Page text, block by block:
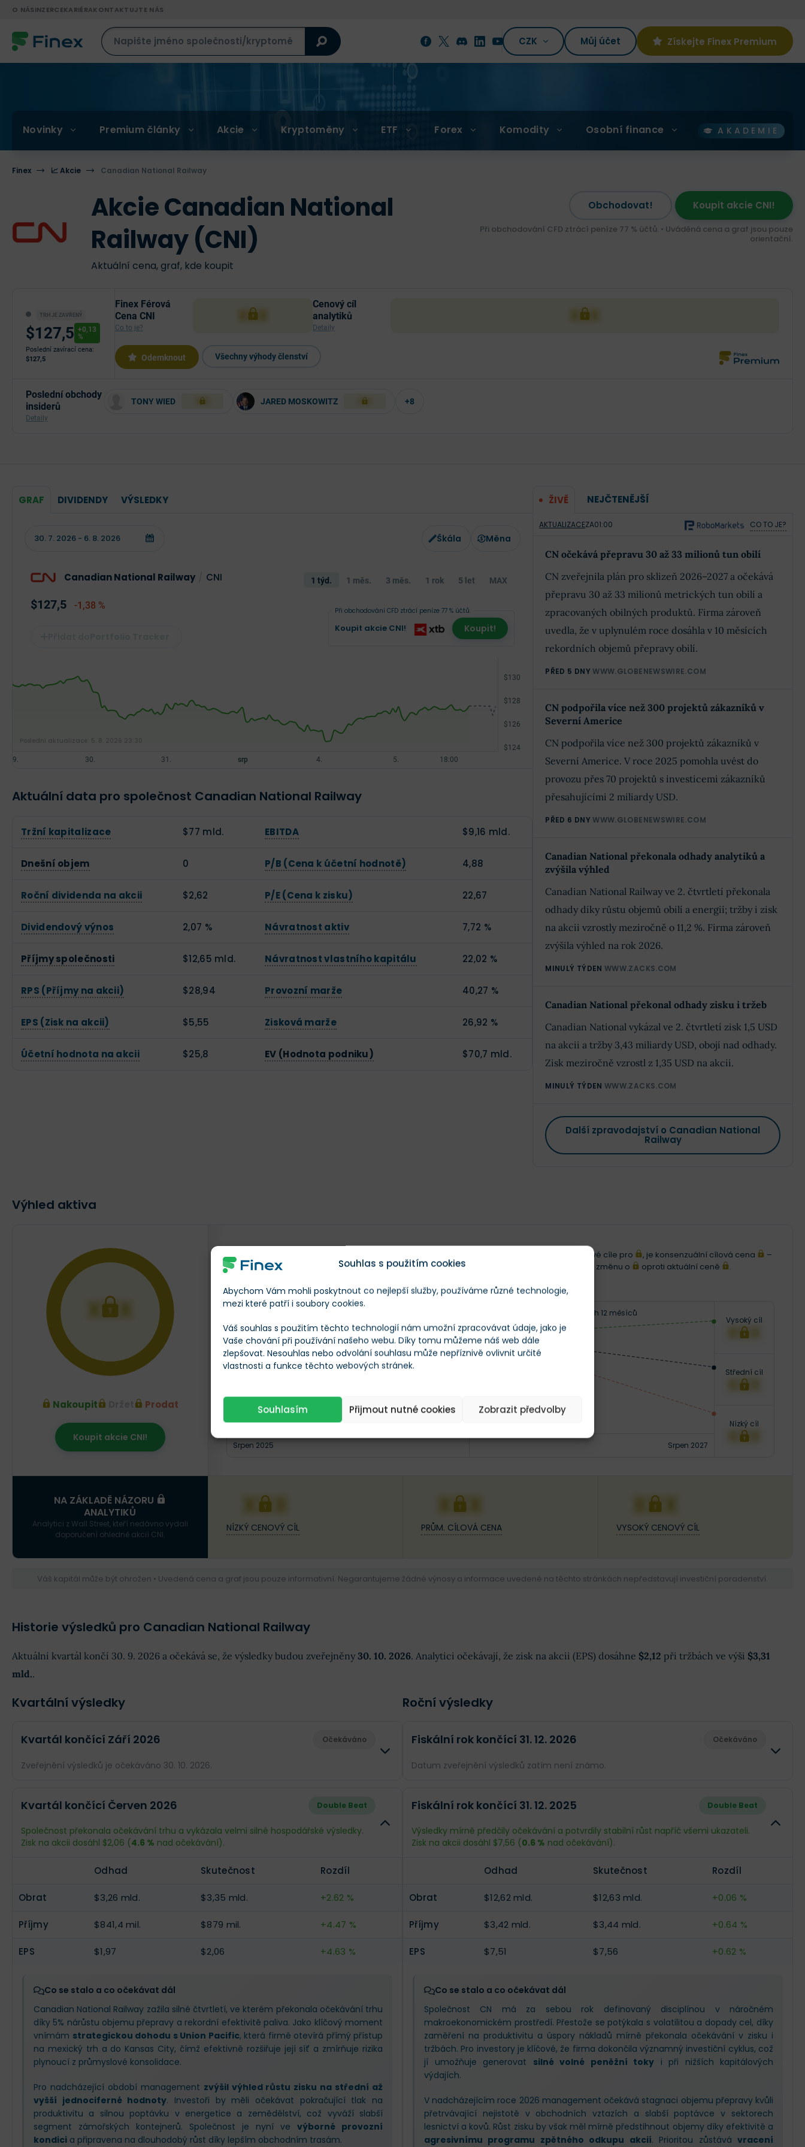
Souhlas s použitím cookies
Abychom Vám mohli poskytnout co nejlepší služby, používáme různé technologie,
mezi které patří i soubory cookies.
Váš souhlas s použitím těchto technologií nám umožní zpracovávat údaje, jako je
Vaše chování při používání našeho webu. Díky tomu můžeme náš web dále
zlepšovat. Nesouhlas nebo odvolání souhlasu může nepříznivě ovlivnit určité
vlastnosti a funkce těchto webových stránek.
Souhlasím Přijmout nutné cookies Zobrazit předvolby
O NÁSINZERCEKARIÉRAKONTAKTUJTE NÁS
CZK Můj účet Získejte Finex Premium
Novinky Premium články Akcie Kryptoměny ETF Forex Komodity Osobní finance AKADEMIE
Finex 📈 Akcie Canadian National Railway
Akcie Canadian National
Railway (CNI)
Aktuální cena, graf, kde koupit
Obchodovat! Koupit akcie CNI!
Při obchodování CFD ztrácí peníze 77 % účtů. • Uváděná cena a graf jsou pouze
orientační.
TRH JE ZAVŘENÝ
$127,5 +0,13
%
Poslední zavírací cena:
$127,5
Finex Férová
Cena CNI
Co to je?
XXX
Cenový cíl
analytiků
Detaily
XXX
Odemknout Všechny výhody členství
Poslední obchody
insiderů
Detaily
TONY WIED XXX JARED MOSKOWITZ XXX +8
GRAF DIVIDENDY VÝSLEDKY
Škála Měna
Canadian National Railway CNI
$127,5 -1,38 %
1 týd. 1 měs. 3 měs. 1 rok 5 let MAX
Koupit akcie CNI!
Při obchodování CFD ztrácí peníze 77 % účtů.
Koupit!
Aktuální data pro společnost Canadian National Railway
Tržní kapitalizace $77 mld. EBITDA $9,16 mld.
Dnešní objem 0 P/B (Cena k účetní hodnotě) 4,88
Roční dividenda na akcii $2,62 P/E (Cena k zisku) 22,67
Dividendový výnos 2,07 % Návratnost aktiv 7,72 %
Příjmy společnosti $12,65 mld. Návratnost vlastního kapitálu 22,02 %
RPS (Příjmy na akcii) $28,94 Provozní marže 40,27 %
EPS (Zisk na akcii) $5,55 Zisková marže 26,92 %
Účetní hodnota na akcii $25,8 EV (Hodnota podniku) $70,7 mld.
ŽIVĚ NEJČTENĚJŠÍ
AKTUALIZACEZA01:00 CO TO JE?
CN očekává přepravu 30 až 33 milionů tun obilí
CN zveřejnila plán pro sklizeň 2026–2027 a očekává
přepravu 30 až 33 milionů metrických tun obilí a
zpracovaných obilných produktů. Firma zároveň
uvedla, že v uplynulém roce dosáhla v 10 měsících
rekordních objemů přepravy obilí.
PŘED 5 DNY WWW.GLOBENEWSWIRE.COM
CN podpořila více než 300 projektů zákazníků v
Severní Americe
CN podpořila více než 300 projektů zákazníků v
Severní Americe. V roce 2025 pomohla uvést do
provozu přes 70 projektů s investicemi zákazníků
přesahujícími 2 miliardy USD.
PŘED 6 DNY WWW.GLOBENEWSWIRE.COM
Canadian National překonala odhady analytiků a
zvýšila výhled
Canadian National Railway ve 2. čtvrtletí překonala
odhady díky růstu objemů obilí a energií; tržby i zisk
na akcii vzrostly meziročně o 11,2 %. Firma zároveň
zvýšila výhled na rok 2026.
MINULÝ TÝDEN WWW.ZACKS.COM
Canadian National překonal odhady zisku i tržeb
Canadian National vykázal ve 2. čtvrtletí zisk 1,5 USD
na akcii a tržby 3,43 miliardy USD, obojí nad odhady.
Zisk meziročně vzrostl z 1,35 USD na akcii.
MINULÝ TÝDEN WWW.ZACKS.COM
Další zpravodajství o Canadian National
Railway
Výhled aktiva
XXX
Nakoupit Prodat
Koupit akcie CNI!
$127,3
AKTUÁLNÍ CENA
analytiků z Wall Street, kteří poskytli 12měsíční cenové cíle pro , je konsenzuální cílová cena
–
s nejvyšším odhadem
a nejnižším . Průměrná cílová cena představuje změnu o oproti aktuální ceně .
Následujících 12 měsíců
Srpen 2025 Srpen 2027
Vysoký cíl
XXX
Střední cíl
XXX
Nízký cíl
XXX
NA ZÁKLADĚ NÁZORU
ANALYTIKŮ
Analytici z Wall Street, kteří nedávno vydali
doporučení ohledně akcií CNI.
XXX
NÍZKÝ CENOVÝ CÍL
XXX
PRŮM. CÍLOVÁ CENA
XXX
VYSOKÝ CENOVÝ CÍL
Váš kapitál může být ohrožen • Uvedená cena a graf jsou pouze informativní. Negarantujeme žádné výnosy a informace uvedené na těchto stránkách nepředstavují investiční poradenství.
Historie výsledků pro Canadian National Railway
Aktuální kvartál končí 30. 9. 2026 a očekává se, že výsledky budou zveřejněny 30. 10. 2026. Analytici očekávají, že zisk na akcii (EPS) dosáhne $2,12 při tržbách ve výši $3,31
mld..
Kvartální výsledky
Kvartál končící Září 2026 Očekáváno
Zveřejnění výsledků je očekáváno 30. 10. 2026.
Příjmy $915,3 mil. --
$2,12 -- --
Kvartál končící Červen 2026 Double Beat
Společnost překonala očekávání trhu a vykázala velmi silné hospodářské výsledky.
Zisk na akcii dosáhl $2,06 (4.6 % nad očekávání).
Odhad Skutečnost Rozdíl
Obrat $3,26 mld. $3,35 mld. +2.62 %
Příjmy $841,4 mil. $879 mil. +4.47 %
EPS $1,97 $2,06 +4.63 %
Co se stalo a co očekávat dál
Canadian National Railway zažila silné čtvrtletí, ve kterém překonala očekávání trhu
díky 5% nárůstu objemu přepravy a rekordní efektivitě paliva. Jako klíčový moment
vnímám strategickou dohodu s Union Pacific, která firmě otevírá přímý přístup
na mexický trh a do Kansas City, čímž efektivně rozšiřuje její síť a zmírňuje rizika
plynoucí z průmyslové konsolidace.
Pro nadcházející období management zvýšil výhled růstu zisku na střední až
vyšší jednociferné hodnoty. Investoři by měli očekávat pokračující tlak na
produktivitu a silnou poptávku v energetice a zemědělství, což vyváží slabší
segment zámořských kontejnerů. Společnost je nyní ve výborné provozní
kondici a připravena na dlouhodobý růst díky lepším obchodním trasám.
Roční výsledky
Fiskální rok končící 31. 12. 2026 Očekáváno
Datum zveřejnění výsledků zatím není známo.
Příjmy $3,65 mld. --
$8,22 -- --
Fiskální rok končící 31. 12. 2025 Double Beat
Výsledky mírně předčily očekávání a potvrdily stabilní růst napříč všemi ukazateli.
Zisk na akcii dosáhl $7,56 (0.6 % nad očekávání).
Odhad Skutečnost Rozdíl
Obrat $12,62 mld. $12,63 mld. +0.06 %
Příjmy $3,42 mld. $3,44 mld. +0.64 %
EPS $7,51 $7,56 +0.62 %
Co se stalo a co očekávat dál
Společnost CN má za sebou rok definovaný disciplínou v náročném
makroekonomickém prostředí. Přestože se potýkala s volatilitou a dopady cel, díky
zaměření na produktivitu a úspory nákladů mírně překonala očekávání v zisku i
tržbách. Pro investory je klíčové, že firma dokončila významný investiční cyklus, což
jí umožňuje generovat silné volné peněžní toky i při nižších kapitálových
výdajích.
V nadcházejícím roce 2026 management očekává stagnaci objemu přepravy kvůli
přetrvávající nejistotě v obchodních vztazích a slabší poptávce v sektorech
lesnictví a kovů. Růst zisku by však měl mírně předstihnout objemy díky efektivitě a
agresivnímu programu zpětného odkupu akcií. Prioritou zůstávávracení